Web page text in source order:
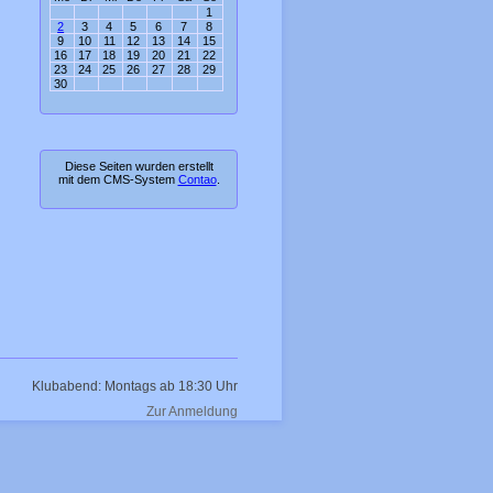
1
2
3 4 5 6 7
8
9
10 11 12 13 14
15
16
17 18 19 20 21
22
23
24 25 26 27 28
29
30
Diese Seiten wurden erstellt
mit dem CMS-System Contao.
Klubabend: Montags ab 18:30 Uhr
Zur Anmeldung